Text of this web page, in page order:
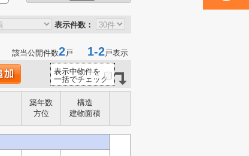
表示件数：
該当公開件数2戸 1-2戸表示
表示中物件を
一括でチェック
築年数
方位
構造
建物面積